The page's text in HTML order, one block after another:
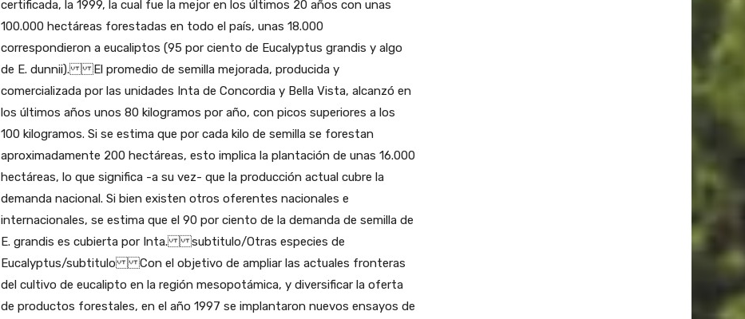
certificada, la 1999, la cual fue la mejor en los últimos 20 años con unas
100.000 hectáreas forestadas en todo el país, unas 18.000
correspondieron a eucaliptos (95 por ciento de Eucalyptus grandis y algo
de E. dunnii). El promedio de semilla mejorada, producida y
comercializada por las unidades Inta de Concordia y Bella Vista, alcanzó en
los últimos años unos 80 kilogramos por año, con picos superiores a los
100 kilogramos. Si se estima que por cada kilo de semilla se forestan
aproximadamente 200 hectáreas, esto implica la plantación de unas 16.000
hectáreas, lo que significa -a su vez- que la producción actual cubre la
demanda nacional. Si bien existen otros oferentes nacionales e
internacionales, se estima que el 90 por ciento de la demanda de semilla de
E. grandis es cubierta por Inta. subtitulo/Otras especies de
Eucalyptus/subtitulo Con el objetivo de ampliar las actuales fronteras
del cultivo de eucalipto en la región mesopotámica, y diversificar la oferta
de productos forestales, en el año 1997 se implantaron nuevos ensayos de